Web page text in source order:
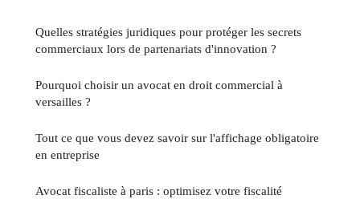
Quelles stratégies juridiques pour protéger les secrets
commerciaux lors de partenariats d'innovation ?
Pourquoi choisir un avocat en droit commercial à
versailles ?
Tout ce que vous devez savoir sur l'affichage obligatoire
en entreprise
Avocat fiscaliste à paris : optimisez votre fiscalité